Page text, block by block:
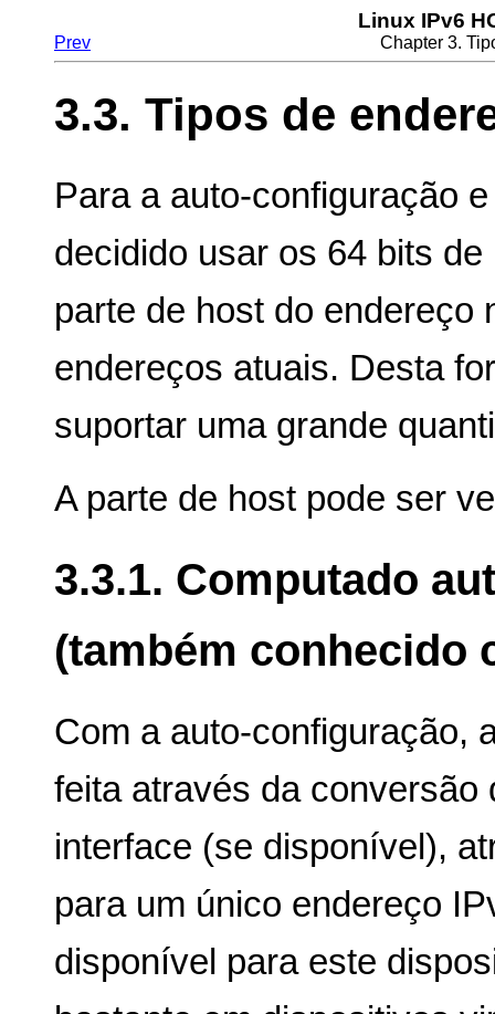
Linux IPv6
Prev Chapter 3.
3.3. Tipos de
Para a auto-configuração
decidido usar os 64 bits
parte de host do endereço
endereços atuais. Desta
suportar uma grande
A parte de host pode ser
3.3.1. Computado
(também conhecido
Com a auto-configuração,
feita através da conversão
interface (se disponível),
para um único endereço
disponível para este